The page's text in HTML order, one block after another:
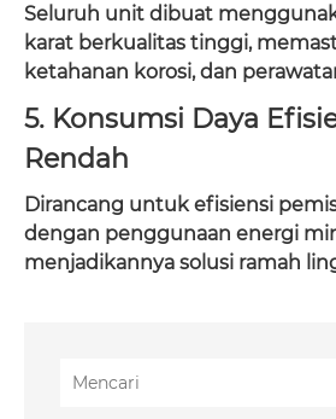
Seluruh unit dibuat
karat berkualitas tinggi,
ketahanan korosi, dan
5. Konsumsi Daya
Rendah
Dirancang untuk efisiensi
dengan penggunaan energi
menjadikannya solusi ramah